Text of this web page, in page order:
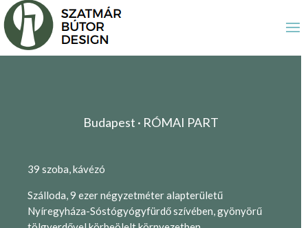
Budapest · RÓMAI PART
39 szoba, kávézó
Szálloda, 9 ezer négyzetméter alapterületű
Nyíregyháza-Sóstógyógyfürdő szívében, gyönyörű